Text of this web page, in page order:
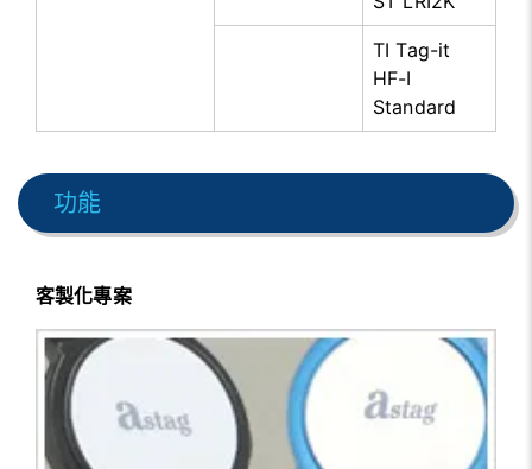
TI Tag-it
HF-I
Standard
功能
客製化專案